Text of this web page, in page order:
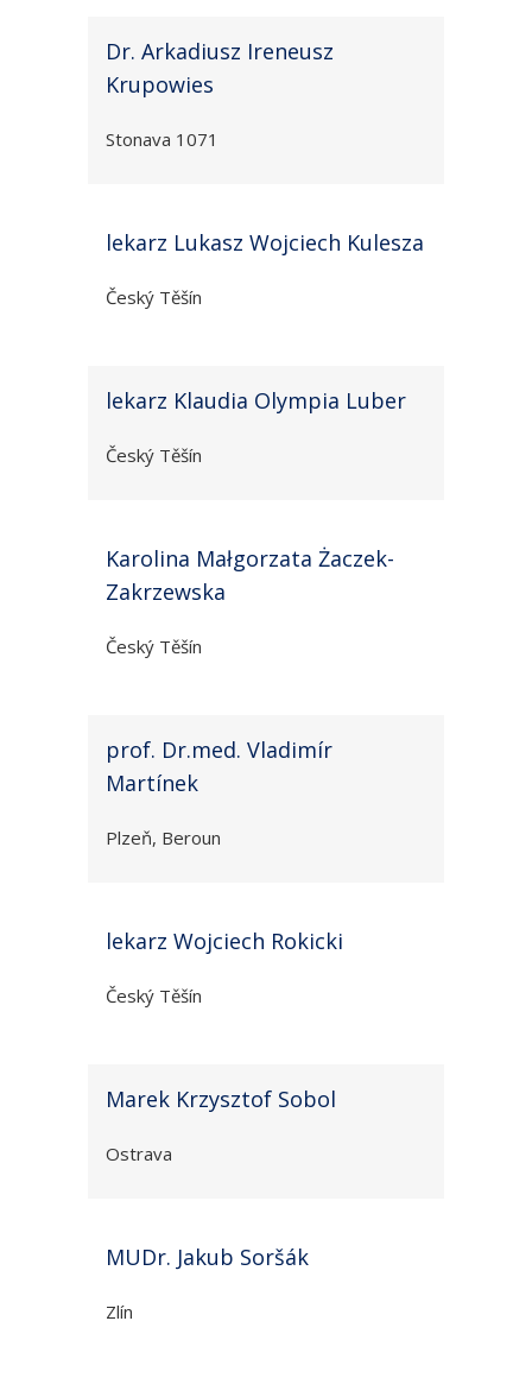
Dr. Arkadiusz Ireneusz
Krupowies
Stonava 1071
lekarz Lukasz Wojciech Kulesza
Český Těšín
lekarz Klaudia Olympia Luber
Český Těšín
Karolina Małgorzata Żaczek-
Zakrzewska
Český Těšín
prof. Dr.med. Vladimír
Martínek
Plzeň, Beroun
lekarz Wojciech Rokicki
Český Těšín
Marek Krzysztof Sobol
Ostrava
MUDr. Jakub Soršák
Zlín